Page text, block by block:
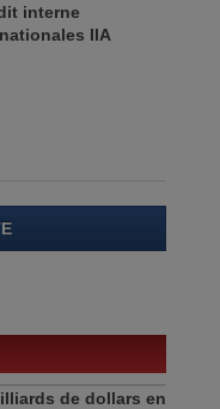
interne
IIA
de dollars en